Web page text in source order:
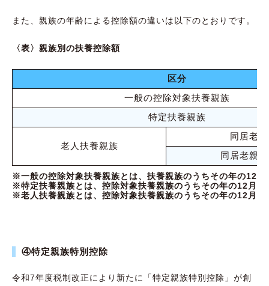
また、親族の年齢による控除額の違いは以下のとおりです。
〈表〉親族別の扶養控除額
区分
一般の控除対象扶養親族
特定扶養親族
老人扶養親族
同居老
同居老親
※一般の控除対象扶養親族とは、扶養親族のうちその年の12
※特定扶養親族とは、控除対象扶養親族のうちその年の12月
※老人扶養親族とは、控除対象扶養親族のうちその年の12月
④特定親族特別控除
令和7年度税制改正により新たに「特定親族特別控除」が創